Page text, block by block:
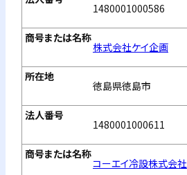
1480001000586
株式会社ケイ企画
徳島県徳島市
1480001000611
コーエイ冷設株式会社